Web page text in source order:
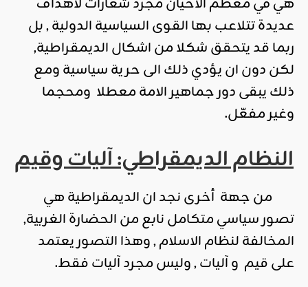
هي في معظم الاحيان مجرد شعارات لأهداف
عديدة تتلاعب بها القوى السياسية الدولية , بل
ربما قد يتحقق شكلا من اشكال الديمقراطية,
لكن دون ان يؤدي ذلك الى حرية سياسية ومع
ذلك يبقى دور جماهير الامة معطلا ومحجما
وغير مفعّل.
النظام الديمقراطي: آليات وقيم
من جهة أخرى نجد ان الديمقراطية هي
تصور سياسي متكامل نابع من الحضارة الغربية,
المخالفة لنظام الاسلام , وهذا التصور يعتمد
على قيم و آليات , وليس مجرد آليات فقط.